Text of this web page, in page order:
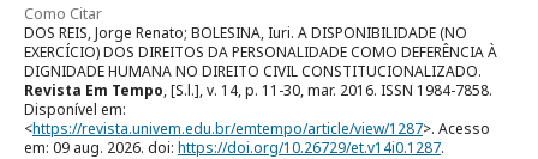
Como Citar
DOS REIS, Jorge Renato; BOLESINA, Iuri. A DISPONIBILIDADE (NO
EXERCÍCIO) DOS DIREITOS DA PERSONALIDADE COMO DEFERÊNCIA À
DIGNIDADE HUMANA NO DIREITO CIVIL CONSTITUCIONALIZADO.
Revista Em Tempo, [S.l.], v. 14, p. 11-30, mar. 2016. ISSN 1984-7858.
Disponível em:
<https://revista.univem.edu.br/emtempo/article/view/1287>. Acesso
em: 09 aug. 2026. doi: https://doi.org/10.26729/et.v14i0.1287.